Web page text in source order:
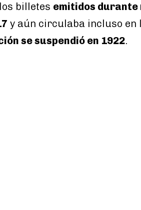
billetes emitidos durante
y aún circulaba incluso en
se suspendió en 1922.